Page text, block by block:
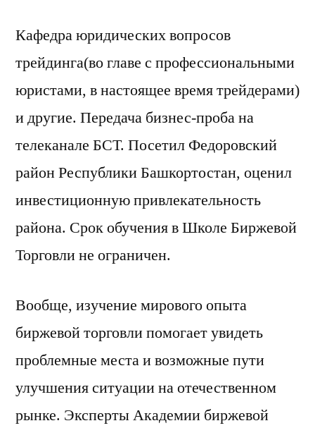
Кафедра юридических вопросов
трейдинга(во главе с профессиональными
юристами, в настоящее время трейдерами)
и другие. Передача бизнес-проба на
телеканале БСТ. Посетил Федоровский
район Республики Башкортостан, оценил
инвестиционную привлекательность
района. Срок обучения в Школе Биржевой
Торговли не ограничен.
Вообще, изучение мирового опыта
биржевой торговли помогает увидеть
проблемные места и возможные пути
улучшения ситуации на отечественном
рынке. Эксперты Академии биржевой